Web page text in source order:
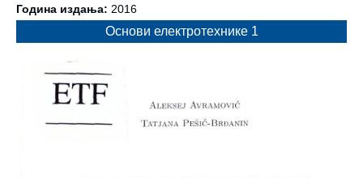
Година издања: 2016
Основи електротехнике 1